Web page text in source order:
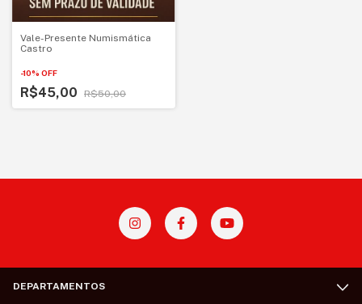
Vale-Presente Numismática
Castro
-10% OFF
R$45,00 R$50,00
DEPARTAMENTOS